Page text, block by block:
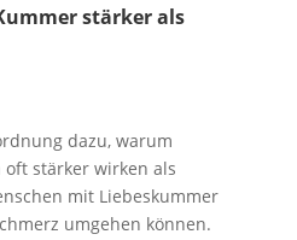
stärker als
dazu, warum
oft stärker wirken als
mit Liebeskummer
umgehen können.